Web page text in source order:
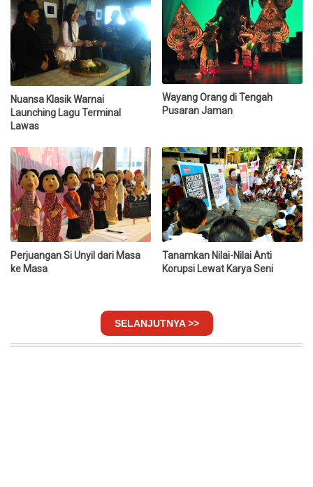
Nuansa Klasik Warnai
Launching Lagu Terminal
Lawas
Wayang Orang di Tengah
Pusaran Jaman
Perjuangan Si Unyil dari Masa
ke Masa
Tanamkan Nilai-Nilai Anti
Korupsi Lewat Karya Seni
SELANJUTNYA >>